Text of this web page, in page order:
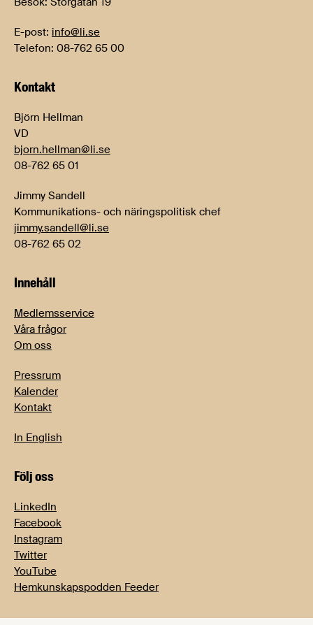
E-post: info@li.se
Telefon: 08-762 65 00
Kontakt
Björn Hellman
VD
bjorn.hellman@li.se
08-762 65 01
Jimmy Sandell
Kommunikations- och näringspolitisk chef
jimmy.sandell@li.se
08-762 65 02
Innehåll
Medlemsservice
Våra frågor
Om oss
Pressrum
Kalender
Kontakt
In English
Följ oss
LinkedIn
Facebook
Instagram
Twitter
YouTube
Hemkunskapspodden Feeder